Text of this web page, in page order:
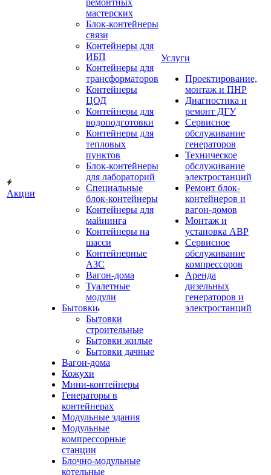
Акции
ремонтных
мастерских
Блок-контейнеры
связи
Контейнеры для
ИБП
Контейнеры для
трансформаторов
Контейнеры
ЦОД
Контейнеры для
водоподготовки
Контейнеры для
тепловых
пунктов
Блок-контейнеры
для лабораторий
Специальные
блок-контейнеры
Контейнеры для
майнинга
Контейнеры на
шасси
Контейнерные
АЗС
Вагон-дома
Туалетные
модули
Бытовки
Бытовки
строительные
Бытовки жилые
Бытовки дачные
Вагон-дома
Кожухи
Мини-контейнеры
Генераторы в
контейнерах
Модульные здания
Модульные
компрессорные
станции
Блочно-модульные
котельные
Услуги
Проектирование,
монтаж и ПНР
Диагностика и
ремонт ДГУ
Сервисное
обслуживание
генераторов
Техническое
обслуживание
электростанций
Ремонт блок-
контейнеров и
вагон-домов
Монтаж и
установка АВР
Сервисное
обслуживание
компрессоров
Аренда
дизельных
генераторов и
электростанций